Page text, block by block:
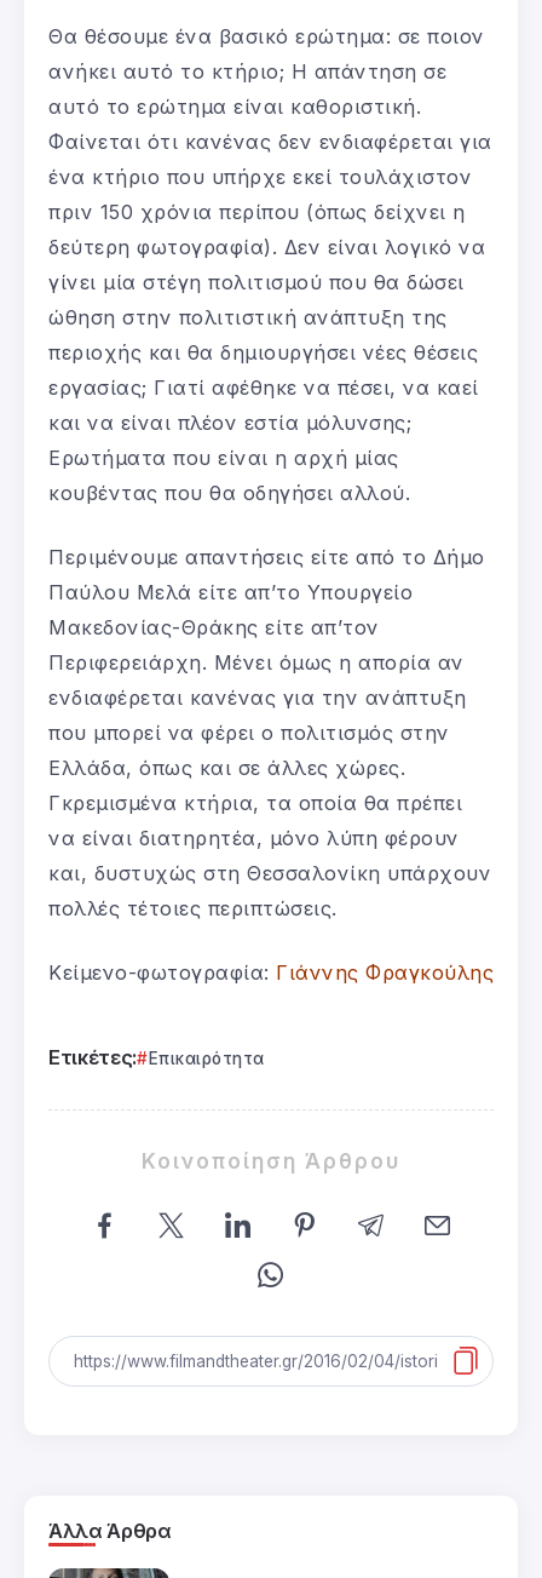
Θα θέσουμε ένα βασικό ερώτημα: σε ποιον
ανήκει αυτό το κτήριο; Η απάντηση σε
αυτό το ερώτημα είναι καθοριστική.
Φαίνεται ότι κανένας δεν ενδιαφέρεται για
ένα κτήριο που υπήρχε εκεί τουλάχιστον
πριν 150 χρόνια περίπου (όπως δείχνει η
δεύτερη φωτογραφία). Δεν είναι λογικό να
γίνει μία στέγη πολιτισμού που θα δώσει
ώθηση στην πολιτιστική ανάπτυξη της
περιοχής και θα δημιουργήσει νέες θέσεις
εργασίας; Γιατί αφέθηκε να πέσει, να καεί
και να είναι πλέον εστία μόλυνσης;
Ερωτήματα που είναι η αρχή μίας
κουβέντας που θα οδηγήσει αλλού.
Περιμένουμε απαντήσεις είτε από το Δήμο
Παύλου Μελά είτε απ’το Υπουργείο
Μακεδονίας-Θράκης είτε απ’τον
Περιφερειάρχη. Μένει όμως η απορία αν
ενδιαφέρεται κανένας για την ανάπτυξη
που μπορεί να φέρει ο πολιτισμός στην
Ελλάδα, όπως και σε άλλες χώρες.
Γκρεμισμένα κτήρια, τα οποία θα πρέπει
να είναι διατηρητέα, μόνο λύπη φέρουν
και, δυστυχώς στη Θεσσαλονίκη υπάρχουν
πολλές τέτοιες περιπτώσεις.
Κείμενο-φωτογραφία: Γιάννης Φραγκούλης
Ετικέτες: Επικαιρότητα
Κοινοποίηση Άρθρου
Άλλα Άρθρα